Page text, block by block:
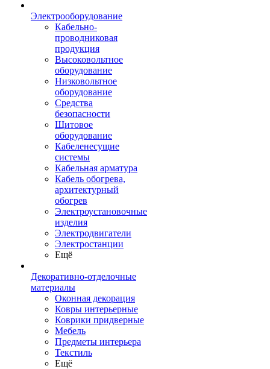
Электрооборудование
Кабельно-
проводниковая
продукция
Высоковольтное
оборудование
Низковольтное
оборудование
Средства
безопасности
Щитовое
оборудование
Кабеленесущие
системы
Кабельная арматура
Кабель обогрева,
архитектурный
обогрев
Электроустановочные
изделия
Электродвигатели
Электростанции
Ещё
Декоративно-отделочные
материалы
Оконная декорация
Ковры интерьерные
Коврики придверные
Мебель
Предметы интерьера
Текстиль
Ещё